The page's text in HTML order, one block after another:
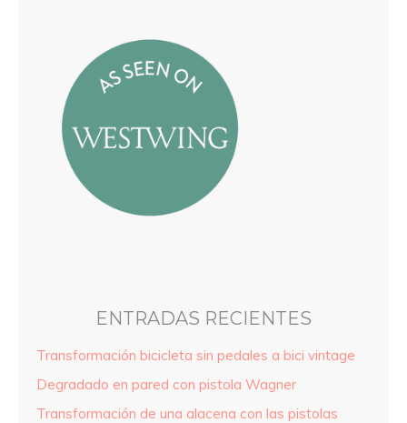
ENTRADAS RECIENTES
Transformación bicicleta sin pedales a bici vintage
Degradado en pared con pistola Wagner
Transformación de una alacena con las pistolas